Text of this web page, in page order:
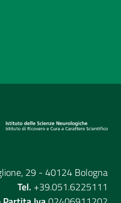
29 - 40124 Bologna
Tel. +39.051.6225111